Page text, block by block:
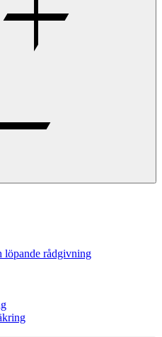
löpande rådgivning